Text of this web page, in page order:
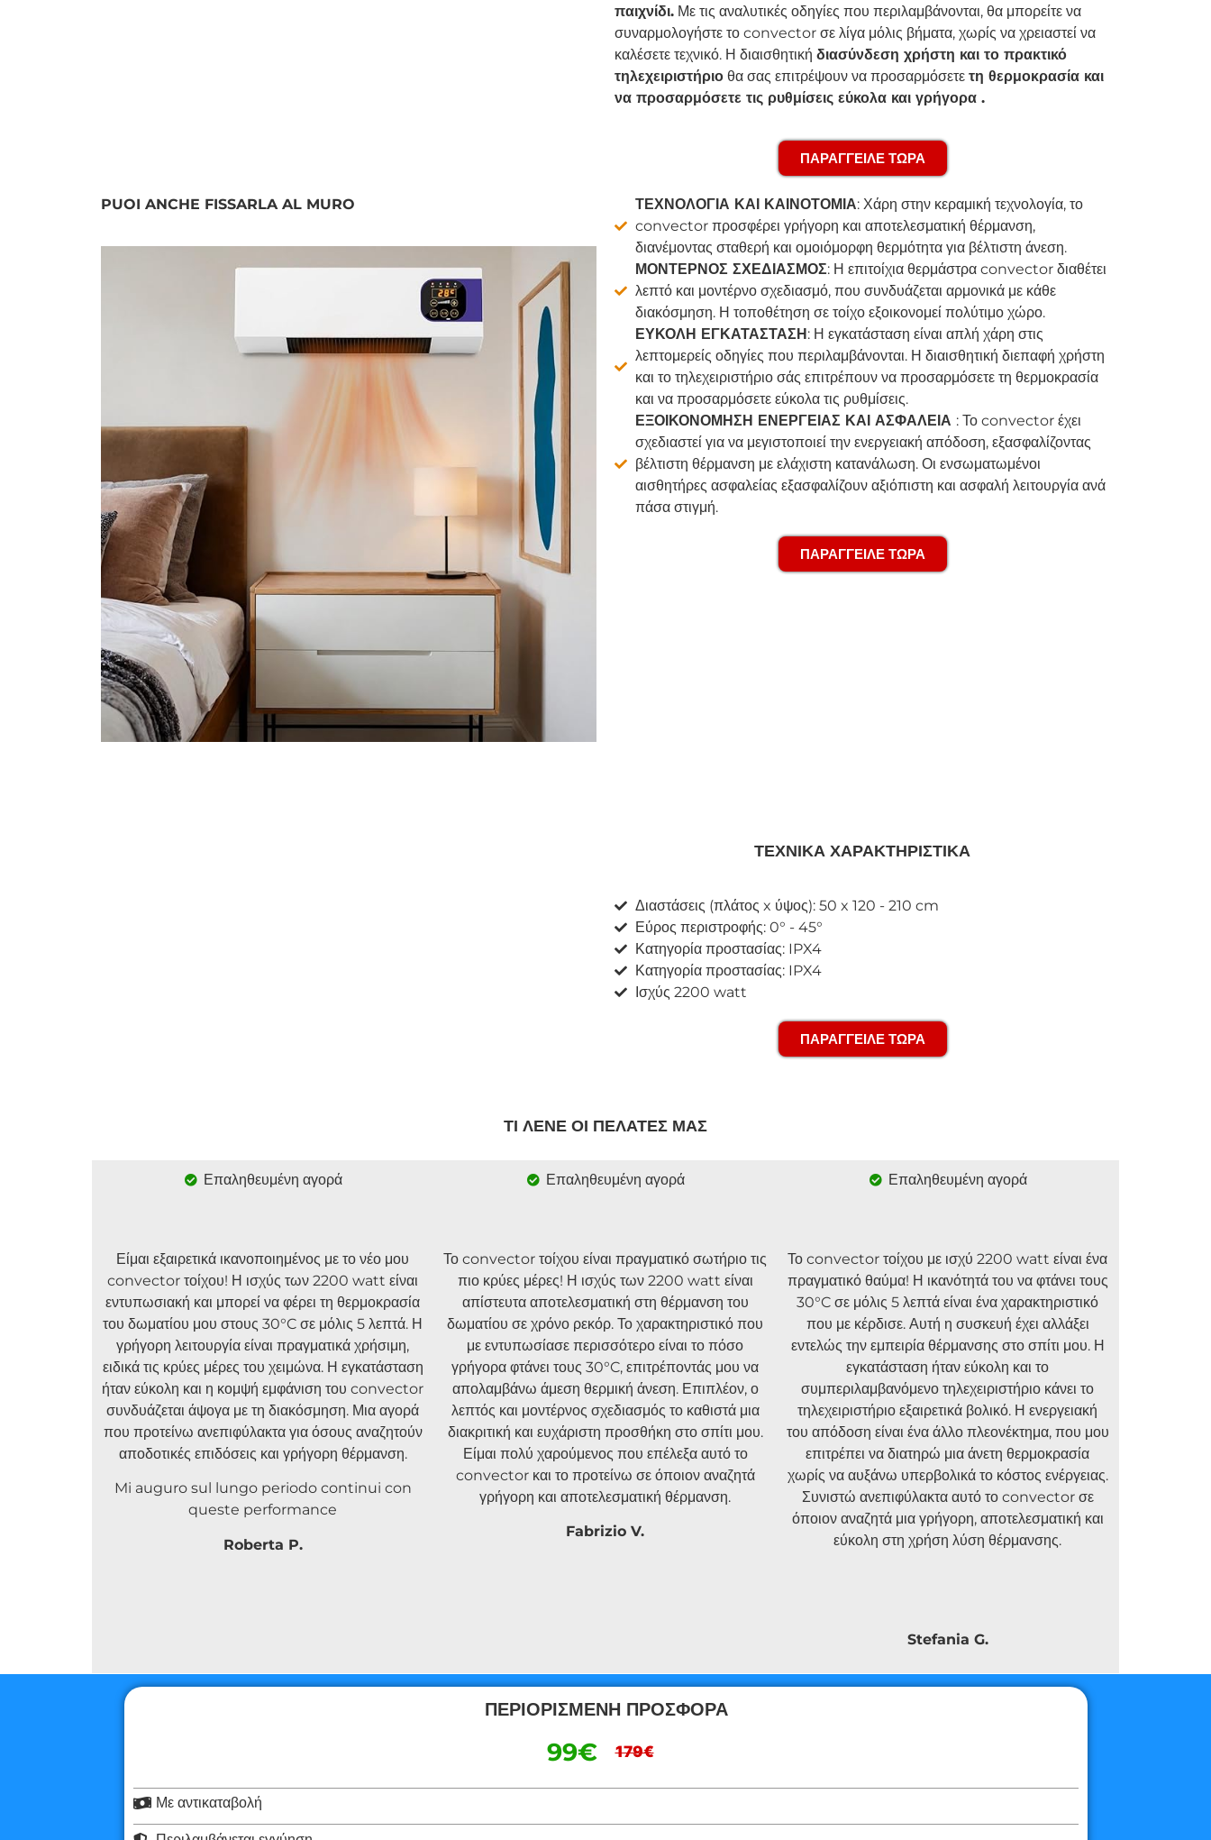
παιχνίδι. Με τις αναλυτικές οδηγίες που περιλαμβάνονται, θα μπορείτε να
συναρμολογήστε το convector σε λίγα μόλις βήματα, χωρίς να χρειαστεί να
καλέσετε τεχνικό. Η διαισθητική διασύνδεση χρήστη και το πρακτικό
τηλεχειριστήριο θα σας επιτρέψουν να προσαρμόσετε τη θερμοκρασία και
να προσαρμόσετε τις ρυθμίσεις εύκολα και γρήγορα .
ΠΑΡΑΓΓΕΙΛΕ ΤΩΡΑ
PUOI ANCHE FISSARLA AL MURO ΤΕΧΝΟΛΟΓΙΑ ΚΑΙ ΚΑΙΝΟΤΟΜΙΑ: Χάρη στην κεραμική τεχνολογία, το
convector προσφέρει γρήγορη και αποτελεσματική θέρμανση,
διανέμοντας σταθερή και ομοιόμορφη θερμότητα για βέλτιστη άνεση.
ΜΟΝΤΕΡΝΟΣ ΣΧΕΔΙΑΣΜΟΣ: Η επιτοίχια θερμάστρα convector διαθέτει
λεπτό και μοντέρνο σχεδιασμό, που συνδυάζεται αρμονικά με κάθε
διακόσμηση. Η τοποθέτηση σε τοίχο εξοικονομεί πολύτιμο χώρο.
ΕΥΚΟΛΗ ΕΓΚΑΤΑΣΤΑΣΗ: Η εγκατάσταση είναι απλή χάρη στις
λεπτομερείς οδηγίες που περιλαμβάνονται. Η διαισθητική διεπαφή χρήστη
και το τηλεχειριστήριο σάς επιτρέπουν να προσαρμόσετε τη θερμοκρασία
και να προσαρμόσετε εύκολα τις ρυθμίσεις.
ΕΞΟΙΚΟΝΟΜΗΣΗ ΕΝΕΡΓΕΙΑΣ ΚΑΙ ΑΣΦΑΛΕΙΑ : Το convector έχει
σχεδιαστεί για να μεγιστοποιεί την ενεργειακή απόδοση, εξασφαλίζοντας
βέλτιστη θέρμανση με ελάχιστη κατανάλωση. Οι ενσωματωμένοι
αισθητήρες ασφαλείας εξασφαλίζουν αξιόπιστη και ασφαλή λειτουργία ανά
πάσα στιγμή.
ΠΑΡΑΓΓΕΙΛΕ ΤΩΡΑ
ΤΕΧΝΙΚΑ ΧΑΡΑΚΤΗΡΙΣΤΙΚΑ
Διαστάσεις (πλάτος x ύψος): 50 x 120 - 210 cm
Εύρος περιστροφής: 0° - 45°
Κατηγορία προστασίας: IPX4
Κατηγορία προστασίας: IPX4
Ισχύς 2200 watt
ΠΑΡΑΓΓΕΙΛΕ ΤΩΡΑ
ΤΙ ΛΕΝΕ ΟΙ ΠΕΛΑΤΕΣ ΜΑΣ
Επαληθευμένη αγορά
Είμαι εξαιρετικά ικανοποιημένος με το νέο μου
convector τοίχου! Η ισχύς των 2200 watt είναι
εντυπωσιακή και μπορεί να φέρει τη θερμοκρασία
του δωματίου μου στους 30°C σε μόλις 5 λεπτά. Η
γρήγορη λειτουργία είναι πραγματικά χρήσιμη,
ειδικά τις κρύες μέρες του χειμώνα. Η εγκατάσταση
ήταν εύκολη και η κομψή εμφάνιση του convector
συνδυάζεται άψογα με τη διακόσμηση. Μια αγορά
που προτείνω ανεπιφύλακτα για όσους αναζητούν
αποδοτικές επιδόσεις και γρήγορη θέρμανση.
Mi auguro sul lungo periodo continui con
queste performance
Roberta P.
Επαληθευμένη αγορά
Το convector τοίχου είναι πραγματικό σωτήριο τις
πιο κρύες μέρες! Η ισχύς των 2200 watt είναι
απίστευτα αποτελεσματική στη θέρμανση του
δωματίου σε χρόνο ρεκόρ. Το χαρακτηριστικό που
με εντυπωσίασε περισσότερο είναι το πόσο
γρήγορα φτάνει τους 30°C, επιτρέποντάς μου να
απολαμβάνω άμεση θερμική άνεση. Επιπλέον, ο
λεπτός και μοντέρνος σχεδιασμός το καθιστά μια
διακριτική και ευχάριστη προσθήκη στο σπίτι μου.
Είμαι πολύ χαρούμενος που επέλεξα αυτό το
convector και το προτείνω σε όποιον αναζητά
γρήγορη και αποτελεσματική θέρμανση.
Fabrizio V.
Επαληθευμένη αγορά
Το convector τοίχου με ισχύ 2200 watt είναι ένα
πραγματικό θαύμα! Η ικανότητά του να φτάνει τους
30°C σε μόλις 5 λεπτά είναι ένα χαρακτηριστικό
που με κέρδισε. Αυτή η συσκευή έχει αλλάξει
εντελώς την εμπειρία θέρμανσης στο σπίτι μου. Η
εγκατάσταση ήταν εύκολη και το
συμπεριλαμβανόμενο τηλεχειριστήριο κάνει το
τηλεχειριστήριο εξαιρετικά βολικό. Η ενεργειακή
του απόδοση είναι ένα άλλο πλεονέκτημα, που μου
επιτρέπει να διατηρώ μια άνετη θερμοκρασία
χωρίς να αυξάνω υπερβολικά το κόστος ενέργειας.
Συνιστώ ανεπιφύλακτα αυτό το convector σε
όποιον αναζητά μια γρήγορη, αποτελεσματική και
εύκολη στη χρήση λύση θέρμανσης.
Stefania G.
ΠΕΡΙΟΡΙΣΜΕΝΗ ΠΡΟΣΦΟΡΑ
99€ 179€
Με αντικαταβολή